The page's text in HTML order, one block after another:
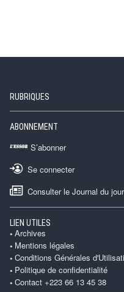
RUBRIQUES
ABONNEMENT
S’abonner
Se connecter
Consulter le Journal du jour
LIEN UTILES
Archives
Mentions légales
Conditions Générales
Politique de confidentialité
Contact +223 66 13 45 38